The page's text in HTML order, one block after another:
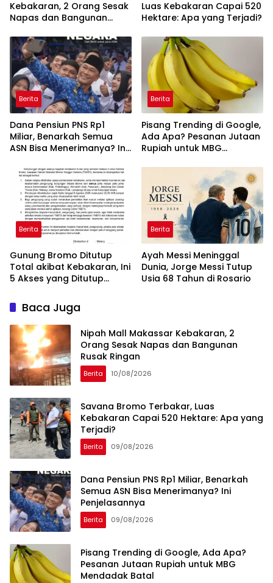
Kebakaran, 2 Orang Sesak
Napas dan Bangunan
Luas Kebakaran Capai 520
Hektare: Apa yang Terjadi?
Berita
Dana Pensiun PNS Rp1
Miliar, Benarkah Semua
ASN Bisa Menerimanya? Ini
Berita
Pisang Trending di Google,
Ada Apa? Pesanan Jutaan
Rupiah untuk MBG
Berita
Gunung Bromo Ditutup
Total akibat Kebakaran, Ini
5 Akses yang Ditutup
Berita
Ayah Messi Meninggal
Dunia, Jorge Messi Tutup
Usia 68 Tahun di Rosario
Baca Juga
Nipah Mall Makassar Kebakaran, 2
Orang Sesak Napas dan Bangunan
Rusak Ringan
Berita 10/08/2026
Savana Bromo Terbakar, Luas
Kebakaran Capai 520 Hektare: Apa yang
Terjadi?
Berita 09/08/2026
Dana Pensiun PNS Rp1 Miliar, Benarkah
Semua ASN Bisa Menerimanya? Ini
Penjelasannya
Berita 09/08/2026
Pisang Trending di Google, Ada Apa?
Pesanan Jutaan Rupiah untuk MBG
Mendadak Batal